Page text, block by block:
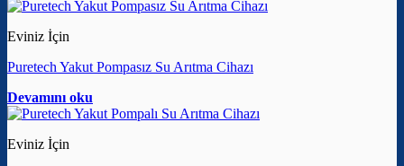
Eviniz İçin
Puretech Yakut Pompasız Su Arıtma Cihazı
Devamını oku
Eviniz İçin